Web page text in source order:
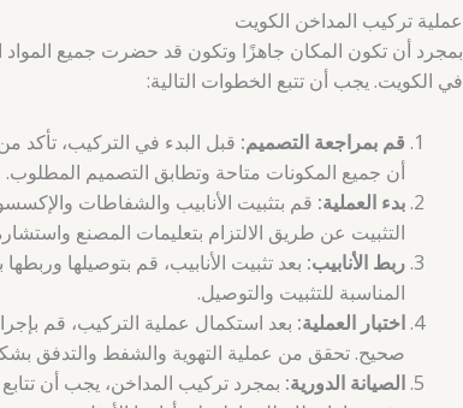
عملية تركيب المداخن الكويت
بمجرد أن تكون المكان جاهزًا وتكون قد حضرت جميع المواد
في الكويت. يجب أن تتبع الخطوات التالية:
قم بمراجعة التصميم: قبل البدء في التركيب، تأكد
أن جميع المكونات متاحة وتطابق التصميم المطلوب.
بدء العملية: قم بتثبيت الأنابيب والشفاطات
التثبيت عن طريق الالتزام بتعليمات المصنع
ربط الأنابيب: بعد تثبيت الأنابيب، قم بتوصيلها
المناسبة للتثبيت والتوصيل.
اختبار العملية: بعد استكمال عملية التركيب، قم
صحيح. تحقق من عملية التهوية والشفط والتدفق
الصيانة الدورية: بمجرد تركيب المداخن، يجب أن